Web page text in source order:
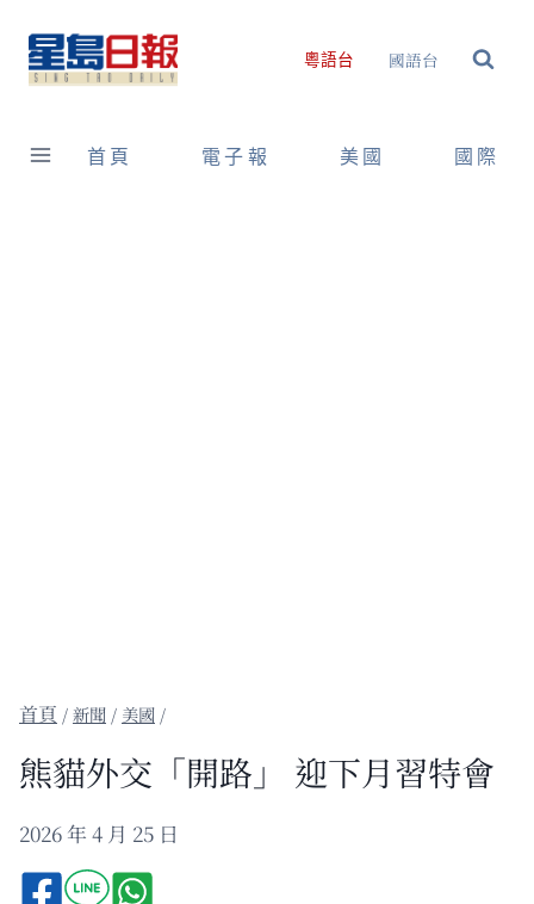
content
粵語台 國語台
首頁 電子報 美國 國際
/新聞 / 美國 /
熊貓外交「開路」 迎下月習特會
2026 年 4 月 25 日